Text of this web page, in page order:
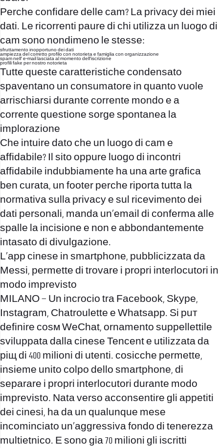
Perche confidare delle cam? La privacy dei miei
dati. Le ricorrenti paure di chi utilizza un luogo di
cam sono nondimeno le stesse:
sfruttamento inopportuno dei dati
ampiezza del corretto profilo con notorieta e famiglia con organizzazione
spam nell’ e-mail lasciata al momento dell’iscrizione
profili fake per nostro notorieta
Tutte queste caratteristiche condensato
spaventano un consumatore in quanto vuole
arrischiarsi durante corrente mondo e a
corrente questione sorge spontanea la
implorazione
Che intuire dato che un luogo di cam e
affidabile? Il sito oppure luogo di incontri
affidabile indubbiamente ha una arte grafica
ben curata, un footer perche riporta tutta la
normativa sulla privacy e sul ricevimento dei
dati personali, manda un’email di conferma alle
spalle la incisione e non e abbondantemente
intasato di divulgazione.
L’app cinese in smartphone, pubblicizzata da
Messi, permette di trovare i propri interlocutori in
modo imprevisto
MILANO – Un incrocio tra Facebook, Skype,
Instagram, Chatroulette e Whatsapp. Si puт
definire cosм WeChat, ornamento suppellettile
sviluppata dalla cinese Tencent e utilizzata da
piщ di 400 milioni di utenti. cosicche permette,
insieme unito colpo dello smartphone, di
separare i propri interlocutori durante modo
imprevisto. Nata verso acconsentire gli appetiti
dei cinesi, ha da un qualunque mese
incominciato un’aggressiva fondo di tenerezza
multietnico. E sono giа 70 milioni gli iscritti